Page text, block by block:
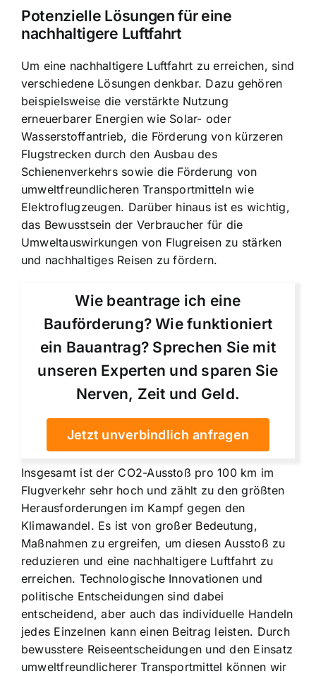
Potenzielle Lösungen für eine
nachhaltigere Luftfahrt
Um eine nachhaltigere Luftfahrt zu erreichen, sind
verschiedene Lösungen denkbar. Dazu gehören
beispielsweise die verstärkte Nutzung
erneuerbarer Energien wie Solar- oder
Wasserstoffantrieb, die Förderung von kürzeren
Flugstrecken durch den Ausbau des
Schienenverkehrs sowie die Förderung von
umweltfreundlicheren Transportmitteln wie
Elektroflugzeugen. Darüber hinaus ist es wichtig,
das Bewusstsein der Verbraucher für die
Umweltauswirkungen von Flugreisen zu stärken
und nachhaltiges Reisen zu fördern.
Wie beantrage ich eine
Bauförderung? Wie funktioniert
ein Bauantrag? Sprechen Sie mit
unseren Experten und sparen Sie
Nerven, Zeit und Geld.
Jetzt unverbindlich anfragen
Insgesamt ist der CO2-Ausstoß pro 100 km im
Flugverkehr sehr hoch und zählt zu den größten
Herausforderungen im Kampf gegen den
Klimawandel. Es ist von großer Bedeutung,
Maßnahmen zu ergreifen, um diesen Ausstoß zu
reduzieren und eine nachhaltigere Luftfahrt zu
erreichen. Technologische Innovationen und
politische Entscheidungen sind dabei
entscheidend, aber auch das individuelle Handeln
jedes Einzelnen kann einen Beitrag leisten. Durch
bewusstere Reiseentscheidungen und den Einsatz
umweltfreundlicherer Transportmittel können wir